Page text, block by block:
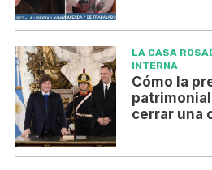
LA CASA
INTERNA
Cómo la
cerrar una